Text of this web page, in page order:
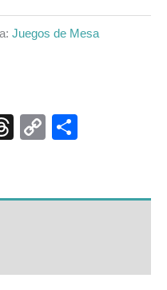
Juegos de Mesa
Threads
Copy